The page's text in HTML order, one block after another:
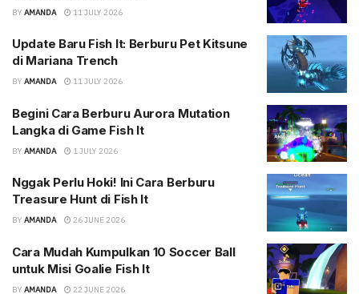
BY AMANDA 11 JULY 2026
Update Baru Fish It: Berburu Pet Kitsune
di Mariana Trench
BY AMANDA 11 JULY 2026
Begini Cara Berburu Aurora Mutation
Langka di Game Fish It
BY AMANDA 1 JULY 2026
Nggak Perlu Hoki! Ini Cara Berburu
Treasure Hunt di Fish It
BY AMANDA 26 JUNE 2026
Cara Mudah Kumpulkan 10 Soccer Ball
untuk Misi Goalie Fish It
BY AMANDA 22 JUNE 2026